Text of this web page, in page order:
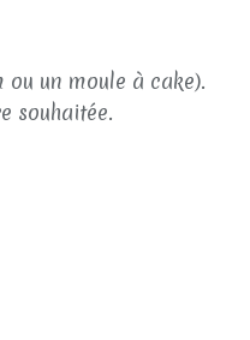
un moule à cake).
souhaitée.